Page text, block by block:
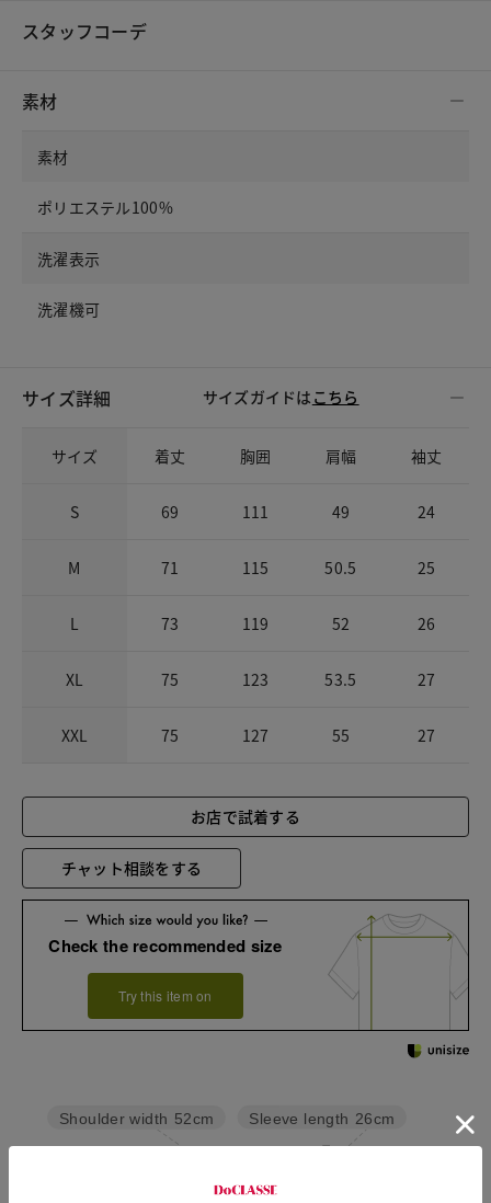
スタッフコーデ
素材
素材
ポリエステル100%
洗濯表示
洗濯機可
サイズ詳細 サイズガイドは こちら
サイズ 着丈 胸囲 肩幅 袖丈
S 69 111 49 24
M 71 115 50.5 25
L 73 119 52 26
XL 75 123 53.5 27
XXL 75 127 55 27
お店で試着する
チャット相談をする
Check the recommended size
Try this item on
Sleeve length 26cm
Shoulder width 52cm